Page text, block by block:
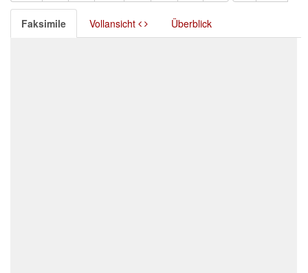
Faksimile Vollansicht Überblick